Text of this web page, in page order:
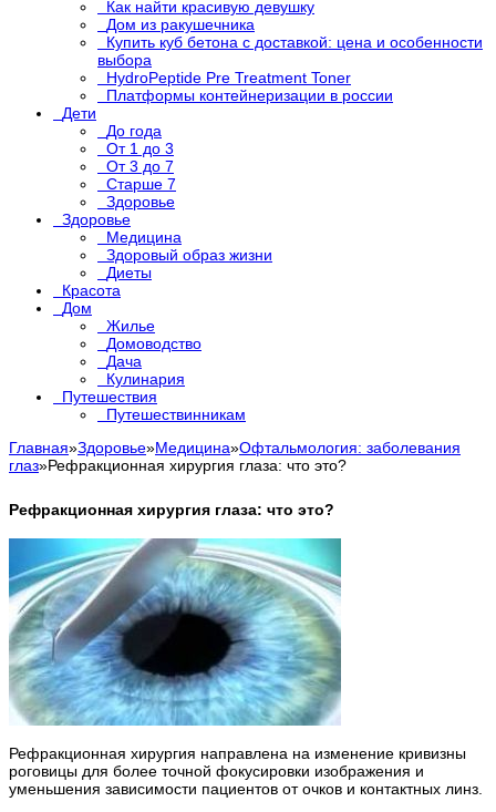
Как найти красивую девушку
Дом из ракушечника
Купить куб бетона с доставкой: цена и особенности
выбора
HydroPeptide Pre Treatment Toner
Платформы контейнеризации в россии
Дети
До года
От 1 до 3
От 3 до 7
Старше 7
Здоровье
Здоровье
Медицина
Здоровый образ жизни
Диеты
Красота
Дом
Жилье
Домоводство
Дача
Кулинария
Путешествия
Путешествинникам
Главная»Здоровье»Медицина»Офтальмология: заболевания
глаз»Рефракционная хирургия глаза: что это?
Рефракционная хирургия глаза: что это?
Рефракционная хирургия направлена на изменение кривизны
роговицы для более точной фокусировки изображения и
уменьшения зависимости пациентов от очков и контактных линз.